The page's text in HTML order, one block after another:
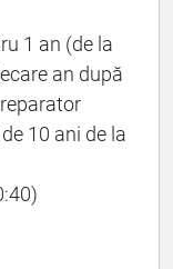
1 an (de la
an după
10 ani de la